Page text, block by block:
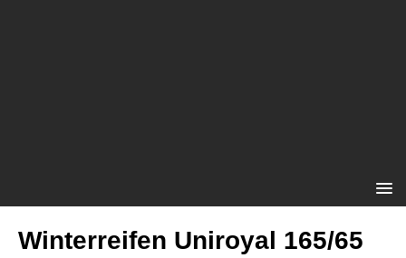
Winterreifen Uniroyal 165/65